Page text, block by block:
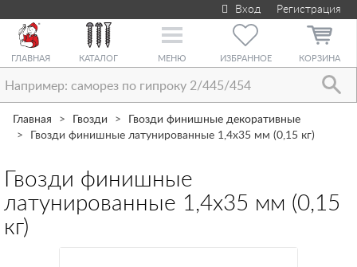
Вход Регистрация
ГЛАВНАЯ КАТАЛОГ
Toggle
МЕНЮ ИЗБРАННОЕ КОРЗИНА
Главная Гвозди
Гвозди финишные декоративные
Гвозди финишные латунированные 1,4х35 мм (0,15 кг)
Гвозди финишные
латунированные 1,4х35 мм (0,15
кг)